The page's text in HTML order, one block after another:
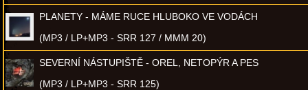
PLANETY - MÁME RUCE HLUBOKO VE VODÁCH
(MP3 / LP+MP3 - SRR 127 / MMM 20)
SEVERNÍ NÁSTUPIŠTĚ - OREL, NETOPÝR A PES
(MP3 / LP+MP3 - SRR 125)